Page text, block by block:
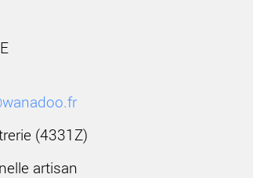
(4331Z)
artisan